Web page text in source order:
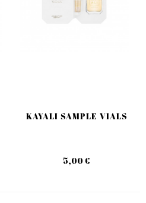
KAYALI SAMPLE VIALS
5,00 €